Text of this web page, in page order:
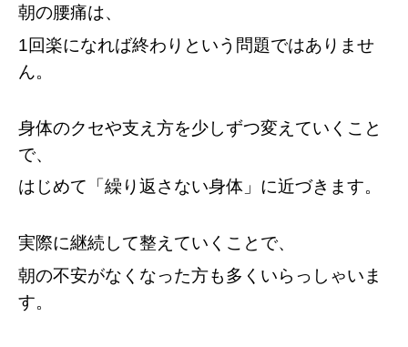
朝の腰痛は、
1回楽になれば終わりという問題ではありませ
ん。
身体のクセや支え方を少しずつ変えていくこと
で、
はじめて「繰り返さない身体」に近づきます。
実際に継続して整えていくことで、
朝の不安がなくなった方も多くいらっしゃいま
す。